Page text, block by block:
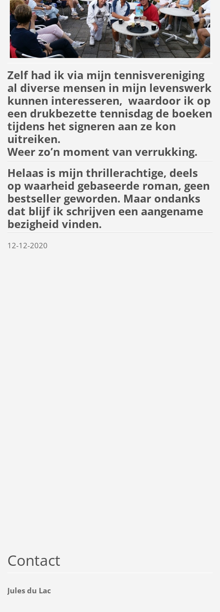
Zelf had ik via mijn tennisvereniging
al diverse mensen in mijn levenswerk
kunnen interesseren, waardoor ik op
een drukbezette tennisdag de boeken
tijdens het signeren aan ze kon
uitreiken.
Weer zo’n moment van verrukking.
Helaas is mijn thrillerachtige, deels
op waarheid gebaseerde roman, geen
bestseller geworden. Maar ondanks
dat blijf ik schrijven een aangename
bezigheid vinden.
12-12-2020
Contact
Jules du Lac